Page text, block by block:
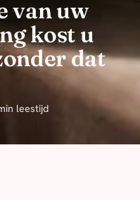
van uw
kost u
dat
leestijd